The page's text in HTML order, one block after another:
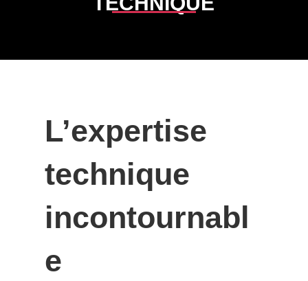
L’expertise
technique
incontournabl
e